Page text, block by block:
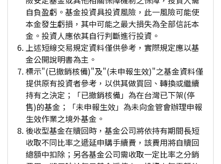
自負盈虧。基金投資具投資風險，此一風險可能使
本金發生虧損，其中可能之最大損失為全部信託本
金。投資人應依其自行判斷進行投資。
上述短線交易規定資料僅供參考，實際規定應以基
金公開說明書為主。
標示"(已撤銷核備)"及"(未申報生效)"之基金資料僅
提供原有投資者參考，以供其做買回、轉換或繼續
持有之決定；「已撤銷核備」為在台灣已下架(停
售)的基金；「未申報生效」為未向金管會辦理申報
生效作業之境外基金。
後收型基金在贖回時，基金公司將依持有期間長短
收取不同比率之遞延申購手續費，該費用將自贖回
總額中扣除；另各基金公司需收取一定比率之分銷